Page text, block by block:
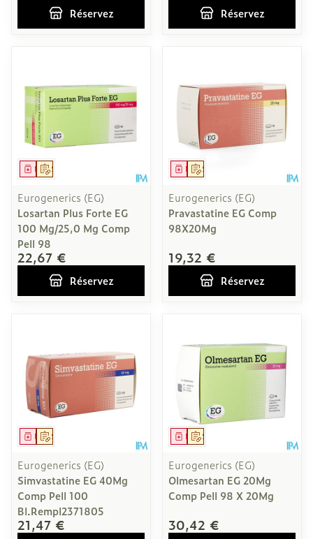
Réservez Réservez
Sur prescription
Médicament
Eurogenerics (EG)
Losartan Plus Forte EG
100 Mg/25,0 Mg Comp
Pell 98
22,67 €
Réservez
Sur prescription
Médicament
Eurogenerics (EG)
Pravastatine EG Comp
98X20Mg
19,32 €
Réservez
Sur prescription
Médicament
Eurogenerics (EG)
Simvastatine EG 40Mg
Comp Pell 100
Bl.Rempl2371805
21,47 €
Sur prescription
Médicament
Eurogenerics (EG)
Olmesartan EG 20Mg
Comp Pell 98 X 20Mg
30,42 €